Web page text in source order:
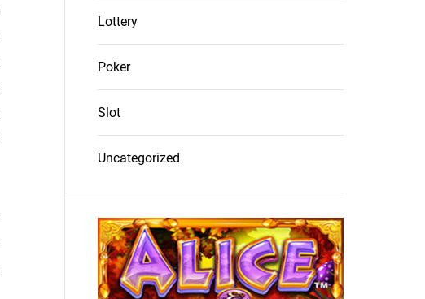
Lottery
Poker
Slot
Uncategorized